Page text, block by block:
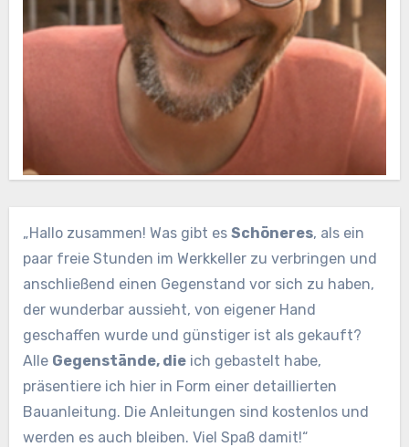
„Hallo zusammen! Was gibt es Schöneres, als ein
paar freie Stunden im Werkkeller zu verbringen und
anschließend einen Gegenstand vor sich zu haben,
der wunderbar aussieht, von eigener Hand
geschaffen wurde und günstiger ist als gekauft?
Alle Gegenstände, dieich gebastelt habe,
präsentiere ich hier in Form einer detaillierten
Bauanleitung. Die Anleitungen sind kostenlos und
werden es auch bleiben. Viel Spaß damit!“